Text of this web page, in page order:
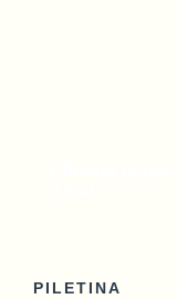
PILETINA